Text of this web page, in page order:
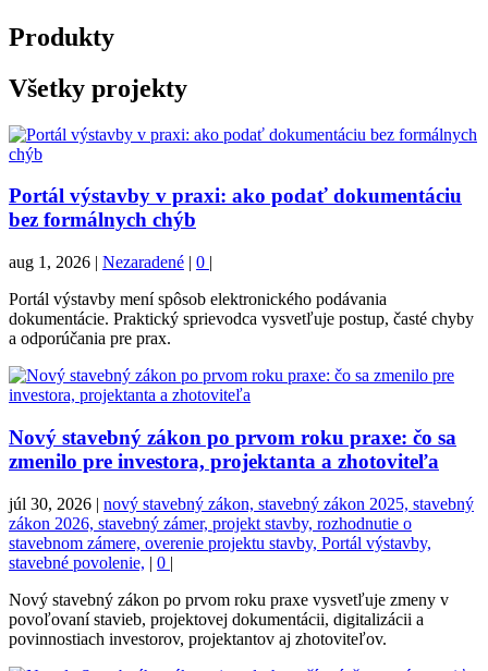
Produkty
Všetky projekty
Portál výstavby v praxi: ako podať dokumentáciu
bez formálnych chýb
aug 1, 2026 | Nezaradené | 0 |
Portál výstavby mení spôsob elektronického podávania
dokumentácie. Praktický sprievodca vysvetľuje postup, časté chyby
a odporúčania pre prax.
Nový stavebný zákon po prvom roku praxe: čo sa
zmenilo pre investora, projektanta a zhotoviteľa
júl 30, 2026 | nový stavebný zákon, stavebný zákon 2025, stavebný
zákon 2026, stavebný zámer, projekt stavby, rozhodnutie o
stavebnom zámere, overenie projektu stavby, Portál výstavby,
stavebné povolenie, | 0 |
Nový stavebný zákon po prvom roku praxe vysvetľuje zmeny v
povoľovaní stavieb, projektovej dokumentácii, digitalizácii a
povinnostiach investorov, projektantov aj zhotoviteľov.